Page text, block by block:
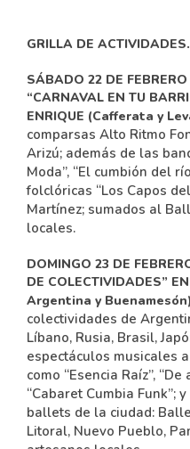
GRILLA DE ACTIVIDADES.
SÁBADO 22 DE
“CARNAVAL EN TU
ENRIQUE (Cafferata y
comparsas Alto Ritmo
Arizú; además de las
Moda”, “El cumbión del
folclóricas “Los Capos
Martínez; sumados al
locales.
DOMINGO 23 DE
DE COLECTIVIDADES”
Argentina y
colectividades de
Líbano, Rusia, Brasil,
espectáculos musicales
como “Esencia Raíz”,
“Cabaret Cumbia Funk”;
ballets de la ciudad:
Litoral, Nuevo Pueblo,